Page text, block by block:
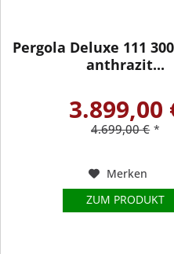
Pergola Deluxe 111
anthrazit...
3.899,00
4.699,00 € *
Merken
ZUM PRODUKT